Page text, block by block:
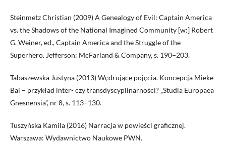
Steinmetz Christian (2009) A Genealogy of Evil: Captain America
vs. the Shadows of the National Imagined Community [w:] Robert
G. Weiner, ed., Captain America and the Struggle of the
Superhero. Jefferson: McFarland & Company, s. 190−203.
Tabaszewska Justyna (2013) Wędrujące pojęcia. Koncepcja Mieke
Bal – przykład inter- czy transdyscyplinarności? „Studia Europaea
Gnesnensia”, nr 8, s. 113−130.
Tuszyńska Kamila (2016) Narracja w powieści graficznej.
Warszawa: Wydawnictwo Naukowe PWN.